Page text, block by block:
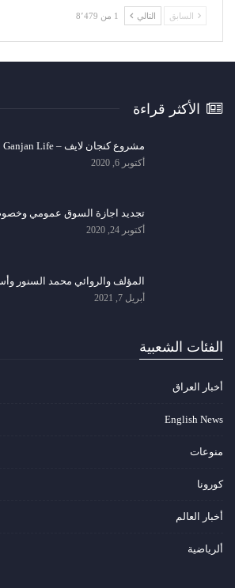
السابق التالي 1 من 8٬479
الأكثر قراءة
مشروع كنجان لايف – Ganjan Life
أكتوبر 6, 2020
تجديد اجازة السوق عمومي
أكتوبر 24, 2020
المؤلف والروائي محمد السنور
أبريل 7, 2021
الفئات الشعبية
أخبار العراق
English News
منوعات
كورونا
أخبار العالم
ألرياضية